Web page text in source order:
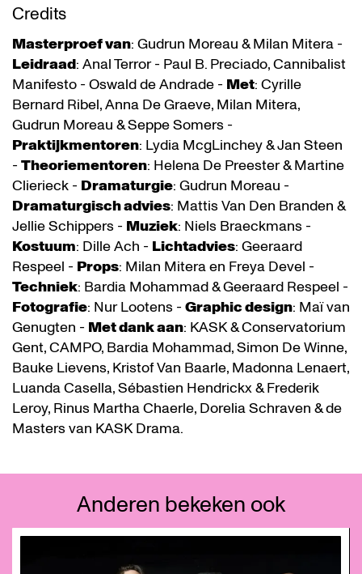
Credits
Masterproef van: Gudrun Moreau & Milan Mitera -
Leidraad: Anal Terror - Paul B. Preciado, Cannibalist
Manifesto - Oswald de Andrade - Met: Cyrille
Bernard Ribel, Anna De Graeve, Milan Mitera,
Gudrun Moreau & Seppe Somers -
Praktijkmentoren: Lydia McgLinchey & Jan Steen
- Theoriementoren: Helena De Preester & Martine
Clierieck - Dramaturgie: Gudrun Moreau -
Dramaturgisch advies: Mattis Van Den Branden &
Jellie Schippers - Muziek: Niels Braeckmans -
Kostuum: Dille Ach - Lichtadvies: Geeraard
Respeel - Props: Milan Mitera en Freya Devel -
Techniek: Bardia Mohammad & Geeraard Respeel -
Fotografie: Nur Lootens - Graphic design: Maï van
Genugten - Met dank aan: KASK & Conservatorium
Gent, CAMPO, Bardia Mohammad, Simon De Winne,
Bauke Lievens, Kristof Van Baarle, Madonna Lenaert,
Luanda Casella, Sébastien Hendrickx & Frederik
Leroy, Rinus Martha Chaerle, Dorelia Schraven & de
Masters van KASK Drama.
Anderen bekeken ook
Overslaan